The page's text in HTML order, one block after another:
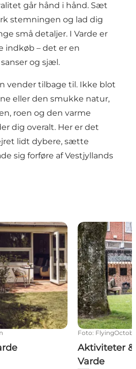
går hånd i hånd. Sæt
stemningen og lad dig
små detaljer. I Varde er
indkøb – det er en
og sjæl.
vender tilbage til. Ikke blot
eller den smukke natur,
roen og den varme
dig overalt. Her er det
lidt dybere, sætte
sig forføre af Vestjyllands
Aktiviteter &
Foto:
Aktiviteter
Varde